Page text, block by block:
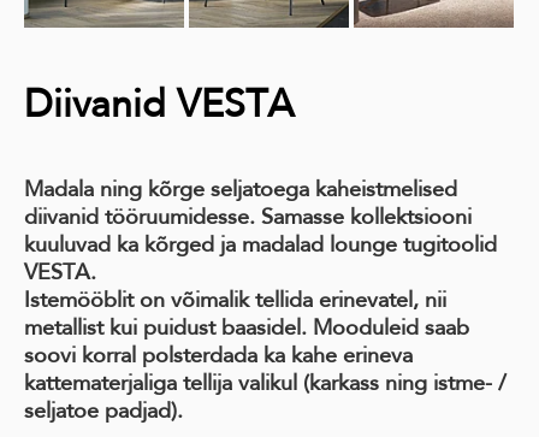
Diivanid VESTA
Madala ning kõrge seljatoega kaheistmelised
diivanid tööruumidesse. Samasse kollektsiooni
kuuluvad ka kõrged ja madalad lounge tugitoolid
VESTA.
Istemööblit on võimalik tellida erinevatel, nii
metallist kui puidust baasidel. Mooduleid saab
soovi korral polsterdada ka kahe erineva
kattematerjaliga tellija valikul (karkass ning istme- /
seljatoe padjad).